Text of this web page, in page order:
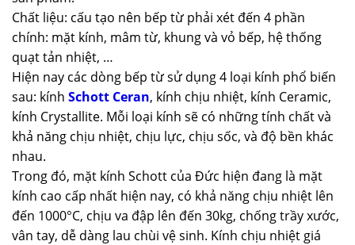
Chất liệu: cấu tạo nên bếp từ phải xét đến 4 phần
chính: mặt kính, mâm từ, khung và vỏ bếp, hệ thống
quạt tản nhiệt, …
Hiện nay các dòng bếp từ sử dụng 4 loại kính phổ biến
sau: kính Schott Ceran, kính chịu nhiệt, kính Ceramic,
kính Crystallite. Mỗi loại kính sẽ có những tính chất và
khả năng chịu nhiệt, chịu lực, chịu sốc, và độ bền khác
nhau.
Trong đó, mặt kính Schott của Đức hiện đang là mặt
kính cao cấp nhất hiện nay, có khả năng chịu nhiệt lên
đến 1000°C, chịu va đập lên đến 30kg, chống trầy xước,
vân tay, dễ dàng lau chùi vệ sinh. Kính chịu nhiệt giá